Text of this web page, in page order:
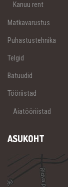
Kanuu rent
Matkavarustus
Puhastustehnika
Telgid
Batuudid
Tööriistad
Aiatööriistad
ASUKOHT